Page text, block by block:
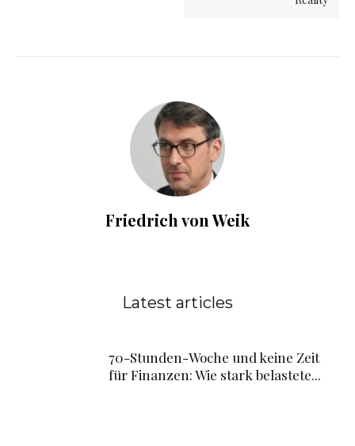
Friedrich von Weik
Latest articles
70-Stunden-Woche und keine Zeit
für Finanzen: Wie stark belastete...